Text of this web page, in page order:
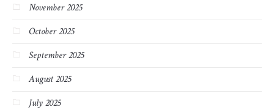
November 2025
October 2025
September 2025
August 2025
July 2025